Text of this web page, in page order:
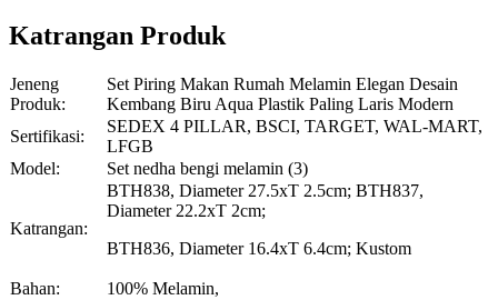
Katrangan Produk
Jeneng
Produk:
Set Piring Makan Rumah Melamin Elegan Desain
Kembang Biru Aqua Plastik Paling Laris Modern
Sertifikasi:
SEDEX 4 PILLAR, BSCI, TARGET, WAL-MART,
LFGB
Model:
Set nedha bengi melamin (3)
Katrangan:
BTH838, Diameter 27.5xT 2.5cm; BTH837,
Diameter 22.2xT 2cm;
BTH836, Diameter 16.4xT 6.4cm; Kustom
Bahan:
100% Melamin,